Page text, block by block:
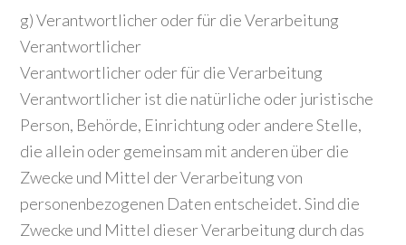
g) Verantwortlicher oder für die Verarbeitung
Verantwortlicher
Verantwortlicher oder für die Verarbeitung
Verantwortlicher ist die natürliche oder juristische
Person, Behörde, Einrichtung oder andere Stelle,
die allein oder gemeinsam mit anderen über die
Zwecke und Mittel der Verarbeitung von
personenbezogenen Daten entscheidet. Sind die
Zwecke und Mittel dieser Verarbeitung durch das